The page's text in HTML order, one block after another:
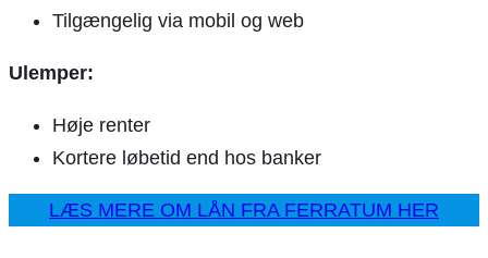
Tilgængelig via mobil og web
Ulemper:
Høje renter
Kortere løbetid end hos banker
LÆS MERE OM LÅN FRA FERRATUM HER